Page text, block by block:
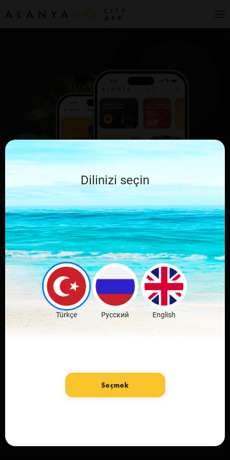
Скачай мобильное
приложение
любимого города
Скачать бесплатно
Dilinizi seçin
Türkçe Русский English
Seçmek